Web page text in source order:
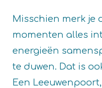
Misschien merk je
momenten alles
energieën
te duwen. Dat is
Een